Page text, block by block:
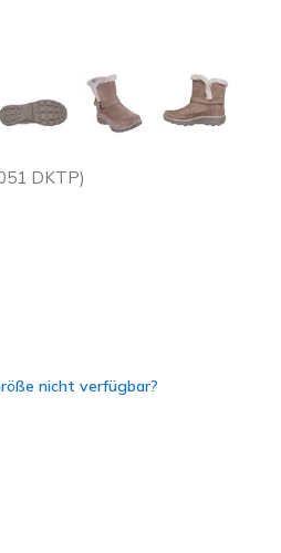
DKTP)
nicht verfügbar?